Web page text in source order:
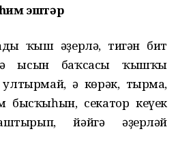
эштәр
ҡыш әҙерлә, тигән бит
ысын баҡсасы ҡышҡы
ә көрәк, тырма,
бысҡыһын, секатор кеүек
йәйгә әҙерләй